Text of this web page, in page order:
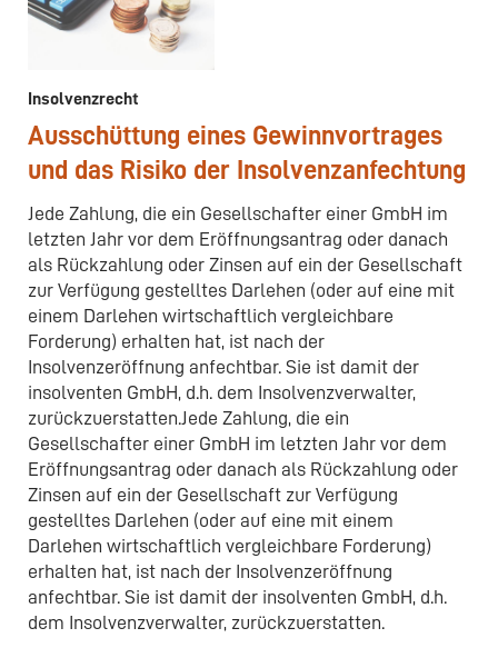
Insolvenzrecht
Ausschüttung eines Gewinnvortrages
und das Risiko der Insolvenzanfechtung
Jede Zahlung, die ein Gesellschafter einer GmbH im
letzten Jahr vor dem Eröffnungsantrag oder danach
als Rückzahlung oder Zinsen auf ein der Gesellschaft
zur Verfügung gestelltes Darlehen (oder auf eine mit
einem Darlehen wirtschaftlich vergleichbare
Forderung) erhalten hat, ist nach der
Insolvenzeröffnung anfechtbar. Sie ist damit der
insolventen GmbH, d.h. dem Insolvenzverwalter,
zurückzuerstatten.Jede Zahlung, die ein
Gesellschafter einer GmbH im letzten Jahr vor dem
Eröffnungsantrag oder danach als Rückzahlung oder
Zinsen auf ein der Gesellschaft zur Verfügung
gestelltes Darlehen (oder auf eine mit einem
Darlehen wirtschaftlich vergleichbare Forderung)
erhalten hat, ist nach der Insolvenzeröffnung
anfechtbar. Sie ist damit der insolventen GmbH, d.h.
dem Insolvenzverwalter, zurückzuerstatten.